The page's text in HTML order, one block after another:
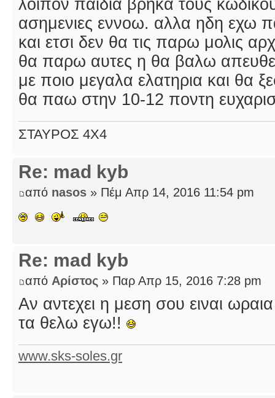
λοιπον παιδια βρηκα τους
ασημενιες εννοω. αλλα ηδη εχω
και ετσι δεν θα τις παρω μολις
θα παρω αυτες η θα βαλω
με ποιο μεγαλα ελατηρια και θα
θα παω στην 10-12 ποντη
ΣΤΑΥΡΟΣ 4Χ4
Re: mad kyb
από nasos » Πέμ Απρ 14, 2016 11:54 pm
Re: mad kyb
από Αρίστος » Παρ Απρ 15, 2016 7:28 pm
Αν αντεχει η μεση σου ειναι
τα θελω εγω!!
www.sks-soles.gr